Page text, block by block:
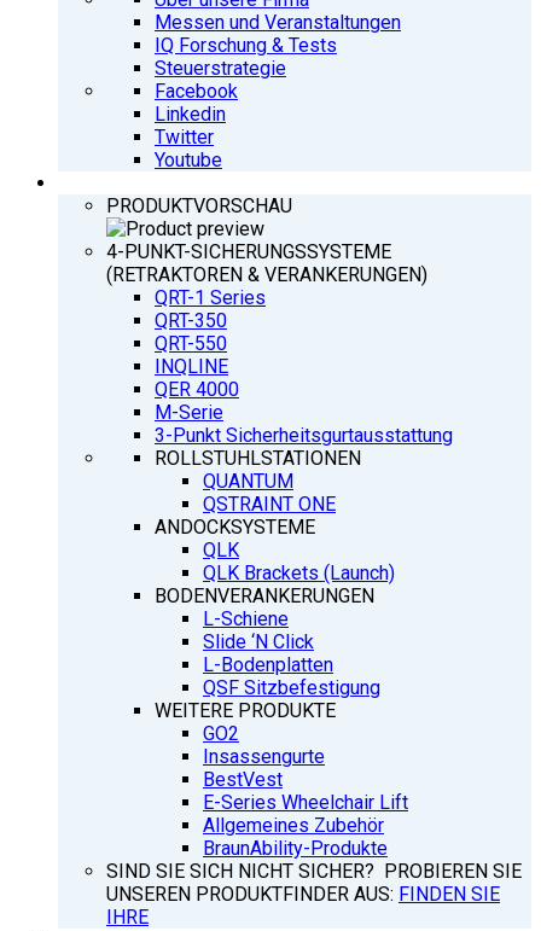
Messen und Veranstaltungen
IQ Forschung & Tests
Steuerstrategie
Facebook
Linkedin
Twitter
Youtube
PRODUKTVORSCHAU
4-PUNKT-SICHERUNGSSYSTEME
(RETRAKTOREN & VERANKERUNGEN)
QRT-1 Series
QRT-350
QRT-550
INQLINE
QER 4000
M-Serie
3-Punkt Sicherheitsgurtausstattung
ROLLSTUHLSTATIONEN
QUANTUM
QSTRAINT ONE
ANDOCKSYSTEME
QLK
QLK Brackets (Launch)
BODENVERANKERUNGEN
L-Schiene
Slide ‘N Click
L-Bodenplatten
QSF Sitzbefestigung
WEITERE PRODUKTE
GO2
Insassengurte
BestVest
E-Series Wheelchair Lift
Allgemeines Zubehör
BraunAbility-Produkte
SIND SIE SICH NICHT SICHER? PROBIEREN SIE
UNSEREN PRODUKTFINDER AUS: FINDEN SIE
IHRE